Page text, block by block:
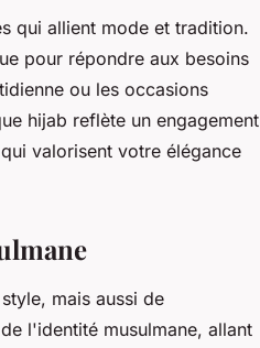
qui allient mode et tradition.
pour répondre aux besoins
ou les occasions
hijab reflète un engagement
valorisent votre élégance
mais aussi de
l'identité musulmane, allant